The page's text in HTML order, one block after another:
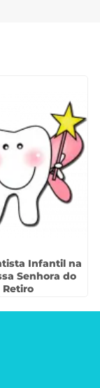
Infantil na
Senhora do
Retiro